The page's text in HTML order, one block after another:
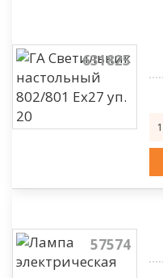
631825
57574